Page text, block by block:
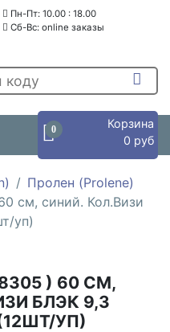
Пн-Пт: 10.00 : 18.00
Сб-Вс: online заказы
0
Корзина
0 руб
Пролен (Prolene)
см, синий. Кол.Визи
уп)
) 60 СМ,
БЛЭК 9,3
УП)